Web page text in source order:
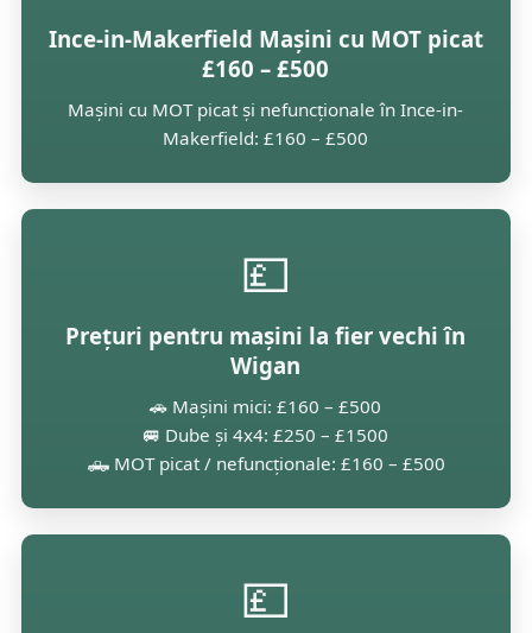
Ince-in-Makerfield Mașini cu MOT picat
£160 – £500
Mașini cu MOT picat și nefuncționale în Ince-in-
Makerfield: £160 – £500
💷
Prețuri pentru mașini la fier vechi în
Wigan
🚗 Mașini mici: £160 – £500
🚐 Dube și 4x4: £250 – £1500
🛻 MOT picat / nefuncționale: £160 – £500
💷